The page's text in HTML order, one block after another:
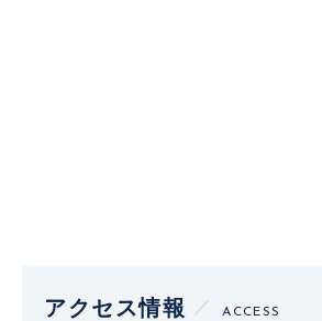
アクセス情報 ACCESS